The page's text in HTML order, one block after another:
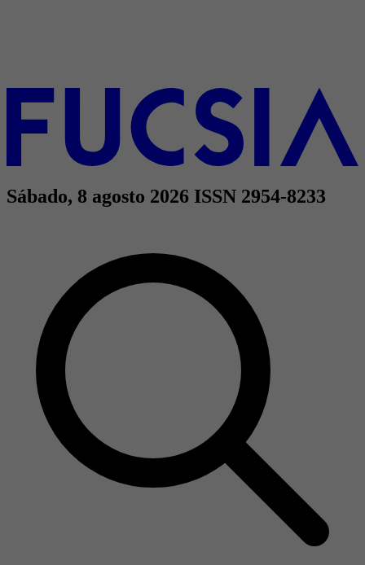
Sábado, 8 agosto 2026 ISSN 2954-8233